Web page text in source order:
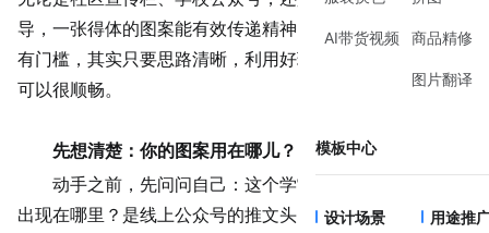
AI带货视频 商品精修
图片翻译
模板中心
设计场景
用途推
导，一张得体的图案能有效传递精神内涵。很多人觉得设计
有门槛，其实只要思路清晰，利用好现成的工具，整个过程
可以很顺畅。
先想清楚：你的图案用在哪儿？
动手之前，先问问自己：这个学雷锋纪念日图案最终会
出现在哪里？是线上公众号的推文头图，还是线下活动的宣